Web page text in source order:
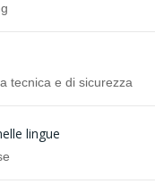
tecnica e di sicurezza
lingue